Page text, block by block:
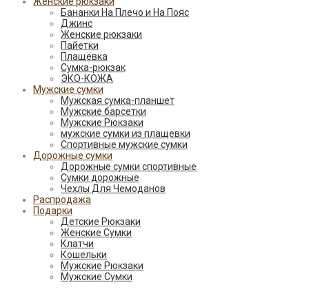
Бананки На Плечо и На Пояс
Джинс
Женские рюкзаки
Пайетки
Плащёвка
Сумка-рюкзак
ЭКО-КОЖА
Мужские сумки
Мужская сумка-планшет
Мужские барсетки
Мужские Рюкзаки
мужские сумки из плащевки
Спортивные мужские сумки
Дорожные сумки
Дорожные сумки спортивные
Сумки дорожные
Чехлы Для Чемоданов
Распродажа
Подарки
Детские Рюкзаки
Женские Сумки
Клатчи
Кошельки
Мужские Рюкзаки
Мужские Сумки